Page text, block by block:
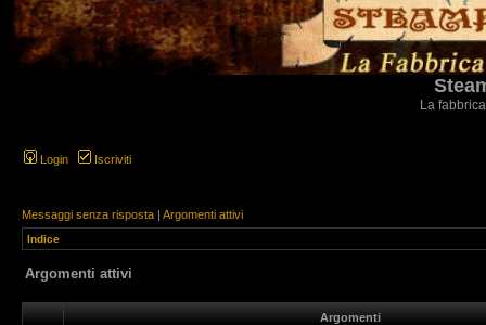
La
Login Iscriviti
Messaggi senza risposta | Argomenti attivi
Indice
Argomenti attivi
Argomenti